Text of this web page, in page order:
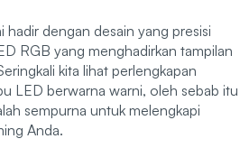
hadir dengan desain yang presisi
RGB yang menghadirkan tampilan
kita lihat perlengkapan
LED berwarna warni, oleh sebab itu
sempurna untuk melengkapi
Anda.